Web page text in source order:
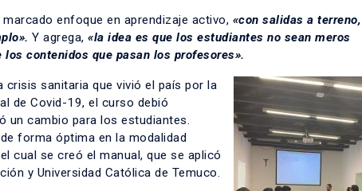
enfoque en aprendizaje activo, «con salidas a
Y agrega,«la idea es que los estudiantes no sean meros
los contenidos que pasan los profesores».
crisis sanitaria que vivió el país por la
de Covid-19, el curso debió
un cambio para los estudiantes.
forma óptima en la modalidad
cual se creó el manual, que se aplicó
y Universidad Católica de Temuco.